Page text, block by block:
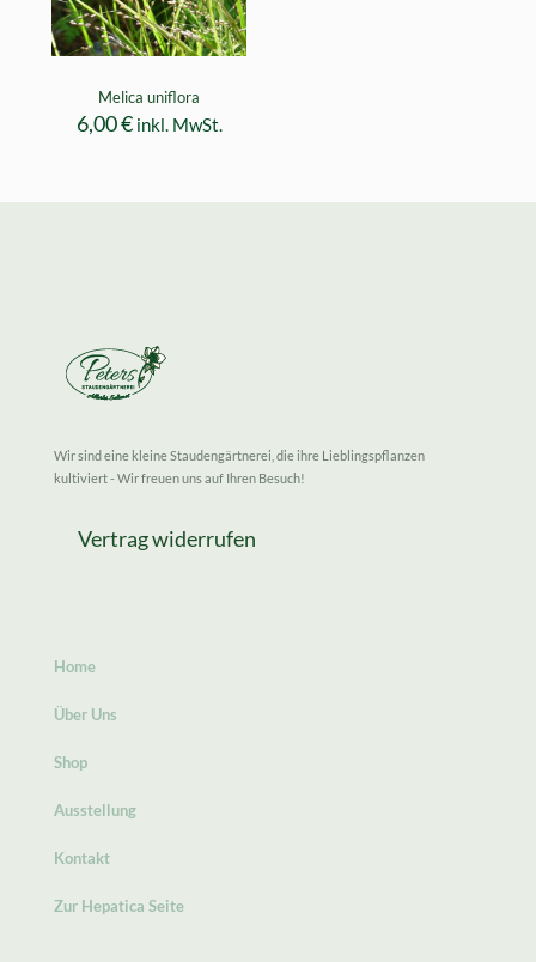
Melica uniflora
6,00€ inkl. MwSt.
Wir sind eine kleine Staudengärtnerei, die ihre Lieblingspflanzen
kultiviert - Wir freuen uns auf Ihren Besuch!
Vertrag widerrufen
Home
Über Uns
Shop
Ausstellung
Kontakt
Zur Hepatica Seite